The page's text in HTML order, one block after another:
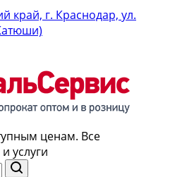
край, г. Краснодар, ул.
ценам. Все
услуги